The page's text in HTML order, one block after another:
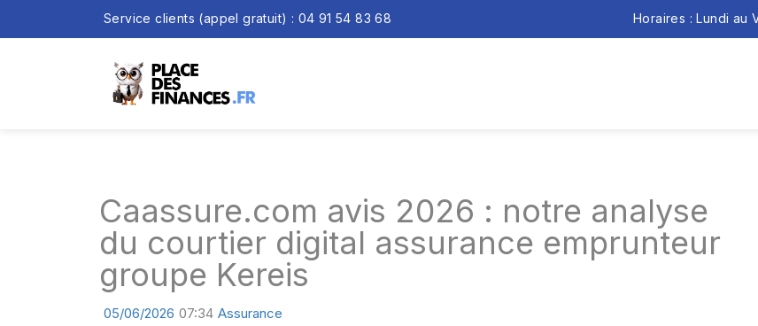
Service clients (appel gratuit) : 04 91 54 83 68 Horaires : Lundi au
Caassure.com avis 2026 : notre analyse
du courtier digital assurance emprunteur
groupe Kereis
05/06/2026 07:34 Assurance